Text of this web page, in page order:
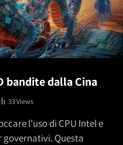
bandite dalla Cina
33Views
l’uso di CPU Intel e
governativi. Questa